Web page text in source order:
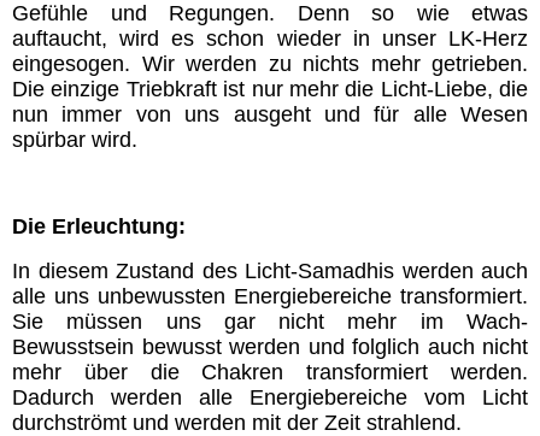
Gefühle und Regungen. Denn so wie etwas
auftaucht, wird es schon wieder in unser LK-Herz
eingesogen. Wir werden zu nichts mehr getrieben.
Die einzige Triebkraft ist nur mehr die Licht-Liebe, die
nun immer von uns ausgeht und für alle Wesen
spürbar wird.
Die Erleuchtung:
In diesem Zustand des Licht-Samadhis werden auch
alle uns unbewussten Energiebereiche transformiert.
Sie müssen uns gar nicht mehr im Wach-
Bewusstsein bewusst werden und folglich auch nicht
mehr über die Chakren transformiert werden.
Dadurch werden alle Energiebereiche vom Licht
durchströmt und werden mit der Zeit strahlend.